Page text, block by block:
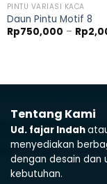
PINTU VARIASI KACA
Daun Pintu Motif 8
Rp750,000 – Rp
Tentang Kami
Ud. fajar Indah
menyediakan
dengan desain dan
kebutuhan.